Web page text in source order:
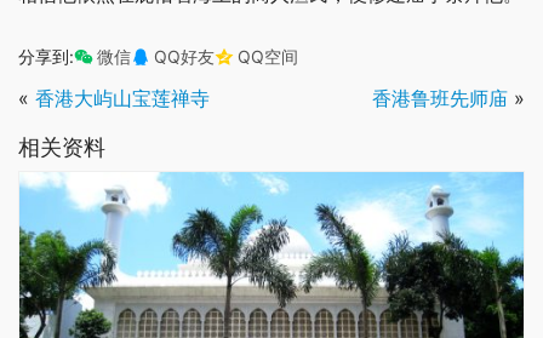
分享到: 微信 QQ好友 QQ空间
« 香港大屿山宝莲禅寺 香港鲁班先师庙 »
相关资料